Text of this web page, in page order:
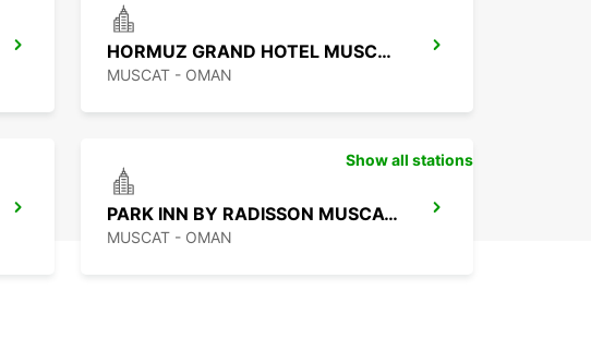
HORMUZ GRAND HOTEL MUSCAT MANDG
MUSCAT - OMAN
PARK INN BY RADISSON MUSCAT MANDG
MUSCAT - OMAN
Show all stations